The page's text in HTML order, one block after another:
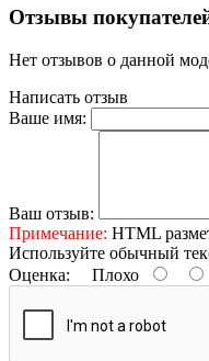
Отзывы
Нет отзывов о данной
Написать отзыв
Ваше имя:
Ваш отзыв:
Примечание: HTML
Используйте обычный
Оценка: Плохо